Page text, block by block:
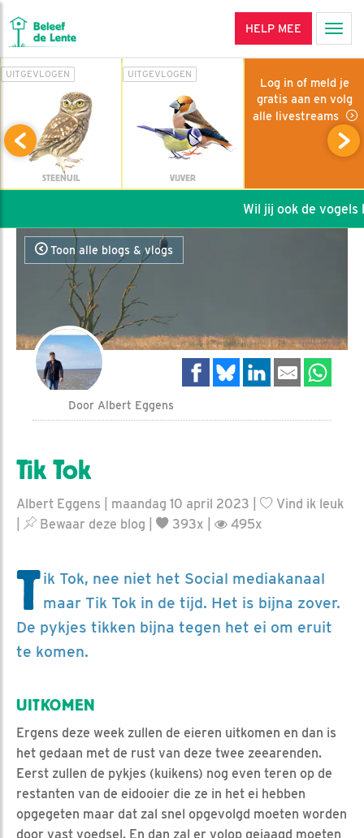
HELP MEE
UITGEVLOGEN
STEENUIL
UITGEVLOGEN
VIJVER
Log in of meld je
gratis aan en volg
alle livestreams
Wil jij ook de vogels
Toon alle blogs & vlogs
Door Albert Eggens
Tik Tok
Albert Eggens | maandag 10 april 2023 |
Vind ik leuk
Bewaar deze blog 393x | 495x
Tik Tok, nee niet het Social mediakanaal
maar Tik Tok in de tijd. Het is bijna zover.
De pykjes tikken bijna tegen het ei om eruit
te komen.
UITKOMEN
Ergens deze week zullen de eieren uitkomen en dan is
het gedaan met de rust van deze twee zeearenden.
Eerst zullen de pykjes (kuikens) nog even teren op de
restanten van de eidooier die ze in het ei hebben
opgegeten maar dat zal snel opgevolgd moeten worden
door vast voedsel. En dan zal er volop gejaagd moeten